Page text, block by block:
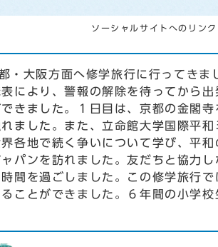
ソーシャルサイトへのリン
・大阪方面へ修学旅行に行ってきま
により、警報の解除を待ってから出
きました。１日目は、京都の金閣寺
ました。また、立命館大学国際平和
各地で続く争いについて学び、平和
パンを訪れました。友だちと協力し
間を過ごしました。この修学旅行で
ことができました。６年間の小学校